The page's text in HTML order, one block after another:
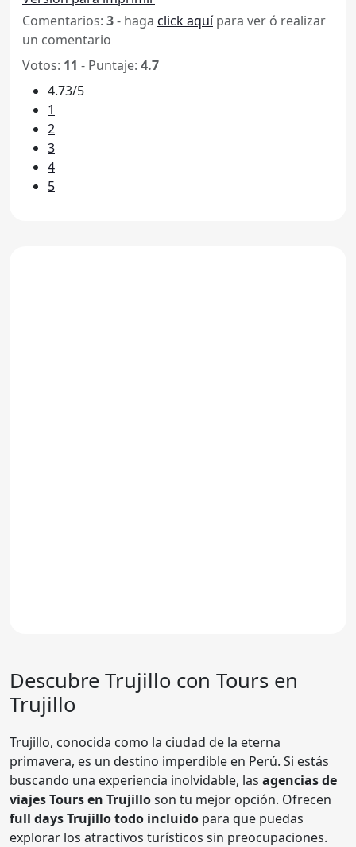
Comentarios: 3- haga click aquípara ver ó realizar
un comentario
Votos: 11 - Puntaje: 4.7
4.73/5
1
2
3
4
5
Descubre Trujillo con Tours en
Trujillo
Trujillo, conocida como la ciudad de la eterna
primavera, es un destino imperdible en Perú. Si estás
buscando una experiencia inolvidable, las agencias de
viajes Tours en Trujilloson tu mejor opción. Ofrecen
full days Trujillo todo incluido para que puedas
explorar los atractivos turísticos sin preocupaciones.